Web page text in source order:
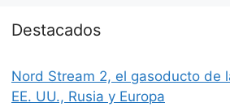
Destacados
Nord Stream 2, el gasoducto de
EE. UU., Rusia y Europa